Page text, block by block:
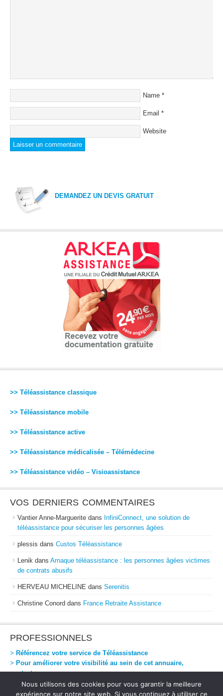
Name *
Email *
Website
DEMANDEZ UN DEVIS GRATUIT
>> Téléassistance classique
>> Téléassistance mobile
>> Téléassistance active
>> Téléassistance médicalisée – Télémédecine
>> Téléassistance vidéo – Visioassistance
VOS DERNIERS COMMENTAIRES
Vantier Anne-Marguerite dans InfiniConnect, une solution de
téléassistance pour sécuriser les personnes âgées
plessis dans Custos Téléassistance
Lenik dans Arnaque téléassistance : les personnes âgées victimes
de contrats abusifs
HERVEAU MICHELINE dans Serenitis
Christine Conord dans France Retraite Assistance
PROFESSIONNELS
> Référencez votre service de Téléassistance
> Pour améliorer votre visibilité au sein de cet annuaire,
contactez-nous
Nous utilisons des cookies pour vous garantir la meilleure
expérience sur notre site web. Si vous continuez à utiliser ce